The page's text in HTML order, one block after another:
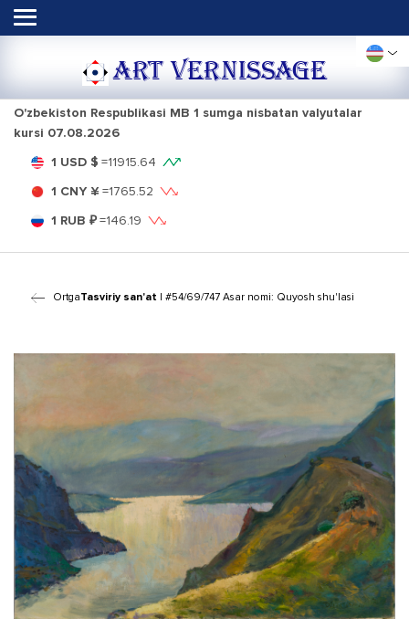
ART VERNISSAGE
O'zbekiston Respublikasi MB 1 sumga nisbatan valyutalar
kursi 07.08.2026
1 USD $ =11915.64
1 CNY ¥ =1765.52
1 RUB ₽=146.19
OrtgaTasviriy san'at | #54/69/747 Asar nomi: Quyosh shu'lasi